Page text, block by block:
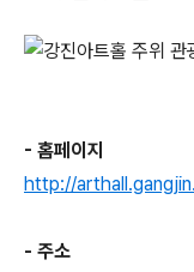
- 홈페이지
http://
- 주소